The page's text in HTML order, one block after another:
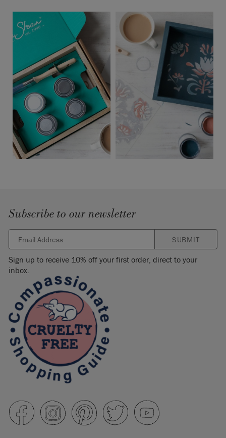
Subscribe to our newsletter
SUBMIT
Sign up to receive 10% off your first order, direct to your
inbox.